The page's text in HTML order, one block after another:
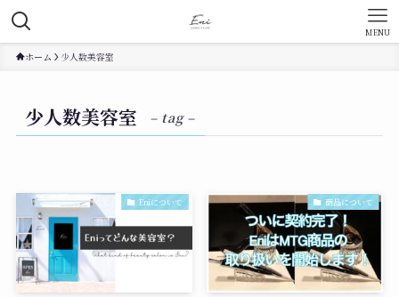
MENU
ホーム 少人数美容室
少人数美容室 – tag –
Eniについて 商品について